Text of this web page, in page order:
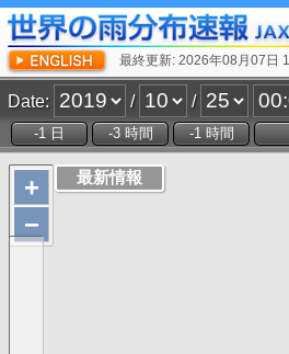
最終更新: 2026年08月07日
Date: / /
+
−